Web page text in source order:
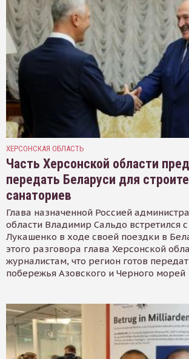
ХЕРСОНСКАЯ ОБЛАСТЬ
Часть Херсонской области
передать Беларуси для
санаториев
Глава назначенной Россией
области Владимир Сальдо встретился
Лукашенко в ходе своей поездки в
этого разговора глава Херсонской
журналистам, что регион готов
побережья Азовского и Черного морей